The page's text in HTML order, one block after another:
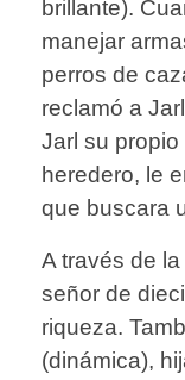
brillante).
manejar
perros de
reclamó a
Jarl su
heredero, le
que buscara
A través de
señor de
riqueza.
(dinámica),